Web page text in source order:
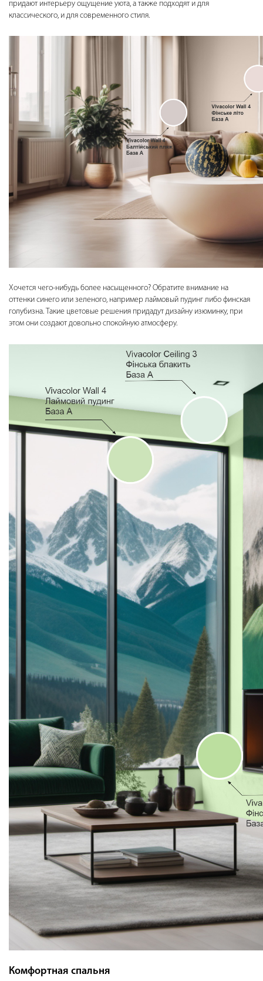
придают интерьеру ощущение уюта, а также подходят и для
классического, и для современного стиля.
Хочется чего-нибудь более насыщенного? Обратите внимание на
оттенки синего или зеленого, например лаймовый пудинг либо финская
голубизна. Такие цветовые решения придадут дизайну изюминку, при
этом они создают довольно спокойную атмосферу.
Комфортная спальня